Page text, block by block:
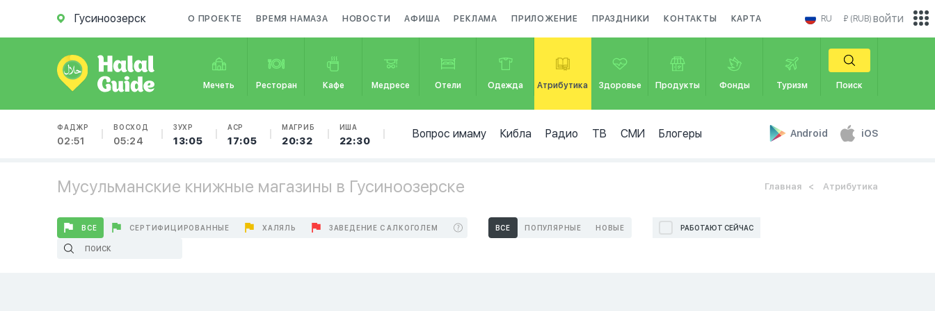
Гусиноозерск О ПРОЕКТЕ ВРЕМЯ НАМАЗА НОВОСТИ АФИША РЕКЛАМА ПРИЛОЖЕНИЕ ПРАЗДНИКИ КОНТАКТЫ КАРТА RU ₽ (RUB)
Мечеть Ресторан Кафе Медресе Отели Одежда Атрибутика Здоровье Продукты Фонды Туризм Поиск
ФАДЖР
02:51
ВОСХОД
05:24
ЗУХР
13:05
АСР
17:05
МАГРИБ
20:32
ИША
22:30
Вопрос имаму Кибла Радио ТВ СМИ Блогеры Android iOS
войти
Мусульманские книжные магазины в Гусиноозерске Главная Атрибутика
ВСЕ СЕРТИФИЦИРОВАННЫЕ ХАЛЯЛЬ ЗАВЕДЕНИЕ С АЛКОГОЛЕМ ВСЕ ПОПУЛЯРНЫЕ НОВЫЕ РАБОТАЮТ СЕЙЧАС